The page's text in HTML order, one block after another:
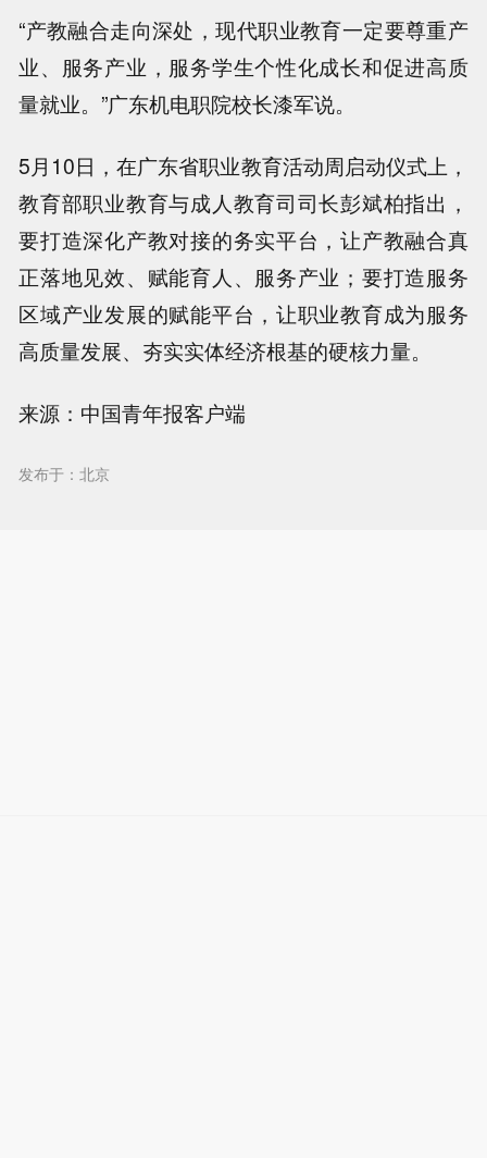
“产教融合走向深处，现代职业教育一定要尊重产
业、服务产业，服务学生个性化成长和促进高质
量就业。”广东机电职院校长漆军说。
5月10日，在广东省职业教育活动周启动仪式上，
教育部职业教育与成人教育司司长彭斌柏指出，
要打造深化产教对接的务实平台，让产教融合真
正落地见效、赋能育人、服务产业；要打造服务
区域产业发展的赋能平台，让职业教育成为服务
高质量发展、夯实实体经济根基的硬核力量。
来源：中国青年报客户端
发布于：北京